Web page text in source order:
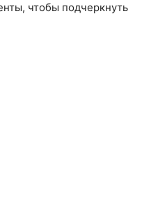
чтобы подчеркнуть